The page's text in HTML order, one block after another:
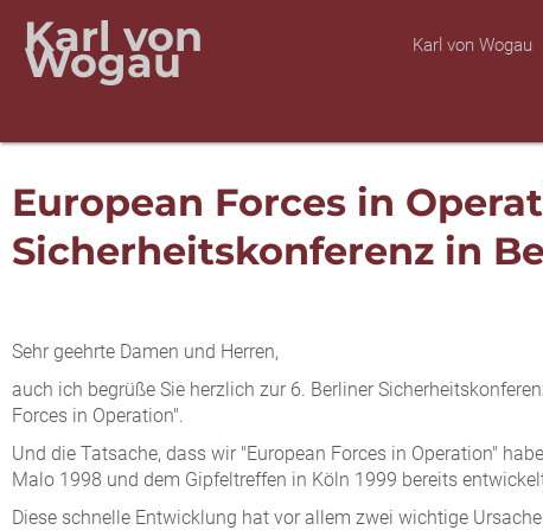
Karl von
Wogau Karl von Wogau
European Forces in
Sicherheitskonferenz in
Sehr geehrte Damen und Herren,
auch ich begrüße Sie herzlich zur 6. Berliner
Forces in Operation".
Und die Tatsache, dass wir "European Forces in Operation"
Malo 1998 und dem Gipfeltreffen in Köln 1999 bereits
Diese schnelle Entwicklung hat vor allem zwei wichtige